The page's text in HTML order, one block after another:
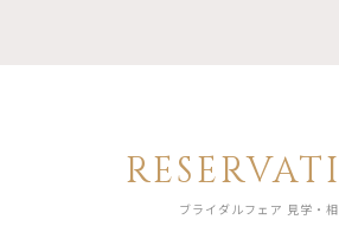
ブライダルフェア 見学・